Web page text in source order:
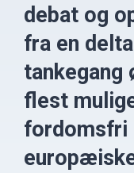
debat og
fra en
tankegang
flest
fordomsfri